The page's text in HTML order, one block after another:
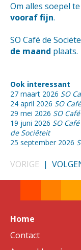
Om alles soepel
vooraf fijn.
SO Café de
de maand plaats.
Ook interessant
27 maart 2026 SO
24 april 2026 SO
29 mei 2026 SO
19 juni 2026 SO
de Sociëteit
25 september 2026
VORIGE |
Home
Contact